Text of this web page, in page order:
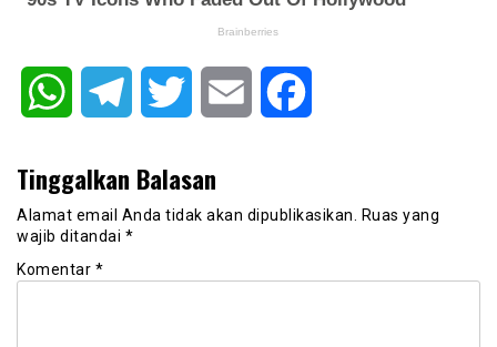
WhatsAppTelegram Twitter Email
Tinggalkan Balasan
Alamat email Anda tidak akan dipublikasikan.
Ruas yang
wajib ditandai *
Komentar *